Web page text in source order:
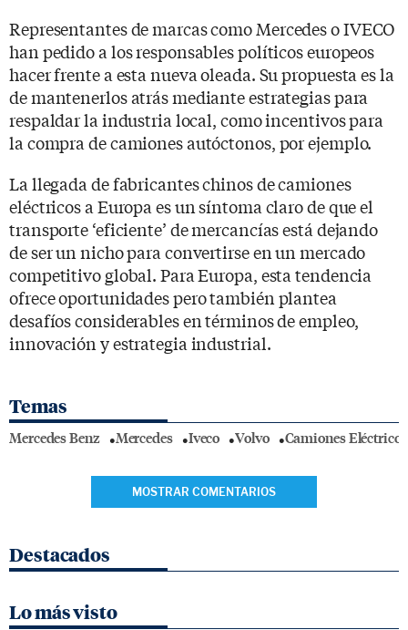
Representantes de marcas como Mercedes o IVECO
han pedido a los responsables políticos europeos
hacer frente a esta nueva oleada. Su propuesta es la
de mantenerlos atrás mediante estrategias para
respaldar la industria local, como incentivos para
la compra de camiones autóctonos, por ejemplo.
La llegada de fabricantes chinos de camiones
eléctricos a Europa es un síntoma claro de que el
transporte ‘eficiente’ de mercancías está dejando
de ser un nicho para convertirse en un mercado
competitivo global. Para Europa, esta tendencia
ofrece oportunidades pero también plantea
desafíos considerables en términos de empleo,
innovación y estrategia industrial.
Temas
Mercedes Benz Mercedes Iveco Volvo Camiones Eléctricos
MOSTRAR COMENTARIOS
Destacados
Lo más visto